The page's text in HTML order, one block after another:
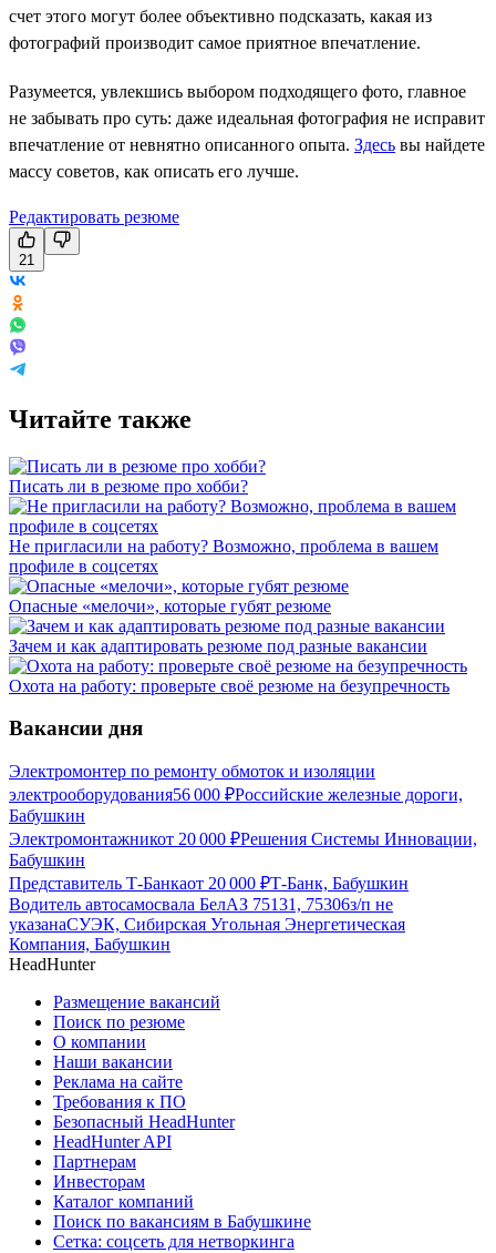
счет этого могут более объективно подсказать, какая из
фотографий производит самое приятное впечатление.
Разумеется, увлекшись выбором подходящего фото, главное
не забывать про суть: даже идеальная фотография не исправит
впечатление от невнятно описанного опыта. Здесь вы найдете
массу советов, как описать его лучше.
Редактировать резюме
21
Читайте также
Писать ли в резюме про хобби?
Не пригласили на работу? Возможно, проблема в вашем
профиле в соцсетях
Опасные «мелочи», которые губят резюме
Зачем и как адаптировать резюме под разные вакансии
Охота на работу: проверьте своё резюме на безупречность
Вакансии дня
Электромонтер по ремонту обмоток и изоляции
электрооборудования56 000 ₽Российские железные дороги,
Бабушкин
Электромонтажникот 20 000 ₽Решения Системы Инновации,
Бабушкин
Представитель Т-Банкаот 20 000 ₽Т-Банк, Бабушкин
Водитель автосамосвала БелАЗ 75131, 75306з/п не
указанаСУЭК, Сибирская Угольная Энергетическая
Компания, Бабушкин
HeadHunter
Размещение вакансий
Поиск по резюме
О компании
Наши вакансии
Реклама на сайте
Требования к ПО
Безопасный HeadHunter
HeadHunter API
Партнерам
Инвесторам
Каталог компаний
Поиск по вакансиям в Бабушкине
Сетка: соцсеть для нетворкинга